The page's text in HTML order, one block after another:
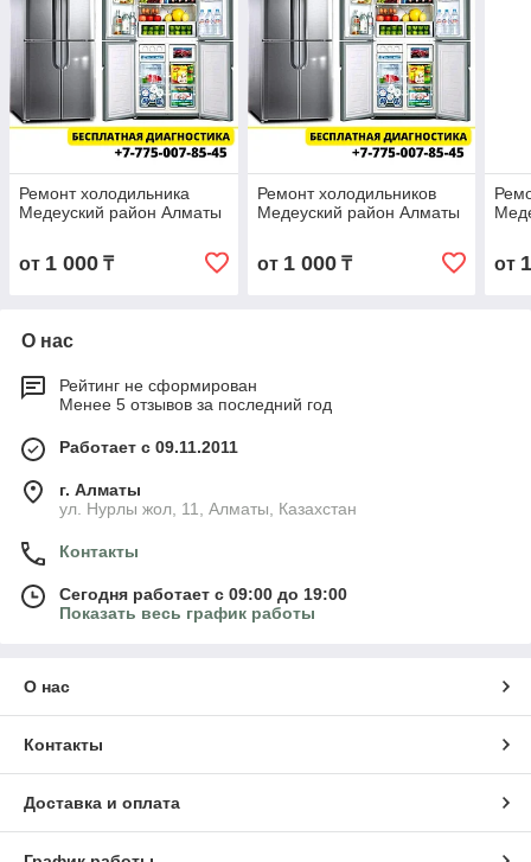
Ремонт холодильника
Медеуский район Алматы
от 1 000 ₸
Ремонт холодильников
Медеуский район Алматы
от 1 000₸ от
О нас
Рейтинг не сформирован
Менее 5 отзывов за последний год
Работает с 09.11.2011
г. Алматы
ул. Нурлы жол, 11, Алматы, Казахстан
Контакты
Сегодня работает с 09:00 до 19:00
Показать весь график работы
О нас
Контакты
Доставка и оплата